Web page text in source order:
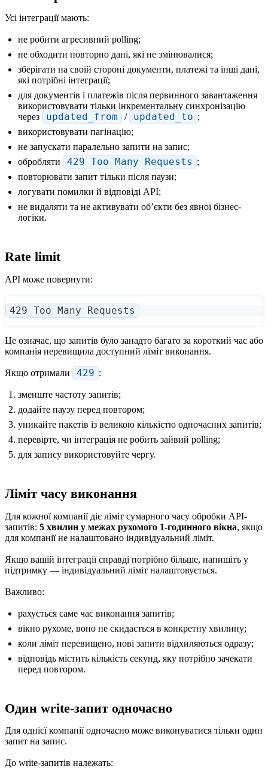
Усі інтеграції мають:
не робити агресивний polling;
не обходити повторно дані, які не змінювалися;
зберігати на своїй стороні документи, платежі та інші дані,
які потрібні інтеграції;
для документів і платежів після первинного завантаження
використовувати тільки інкрементальну синхронізацію
через
updated_from / updated_to ;
використовувати пагінацію;
не запускати паралельно запити на запис;
обробляти
429 Too Many Requests ;
повторювати запит тільки після паузи;
логувати помилки й відповіді API;
не видаляти та не активувати обʼєкти без явної бізнес-
логіки.
Rate limit
API може повернути:
429 Too Many Requests
Це означає, що запитів було занадто багато за короткий час або
компанія перевищила доступний ліміт виконання.
Якщо отримали 429 :
зменште частоту запитів;
додайте паузу перед повтором;
уникайте пакетів із великою кількістю одночасних запитів;
перевірте, чи інтеграція не робить зайвий polling;
для запису використовуйте чергу.
Ліміт часу виконання
Для кожної компанії діє ліміт сумарного часу обробки API-
запитів: 5 хвилин у межах рухомого 1-годинного вікна, якщо
для компанії не налаштовано індивідуальний ліміт.
Якщо вашій інтеграції справді потрібно більше, напишіть у
підтримку — індивідуальний ліміт налаштовується.
Важливо:
рахується саме час виконання запитів;
вікно рухоме, воно не скидається в конкретну хвилину;
коли ліміт перевищено, нові запити відхиляються одразу;
відповідь містить кількість секунд, яку потрібно зачекати
перед повтором.
Один write-запит одночасно
Для однієї компанії одночасно може виконуватися тільки один
запит на запис.
До write-запитів належать: